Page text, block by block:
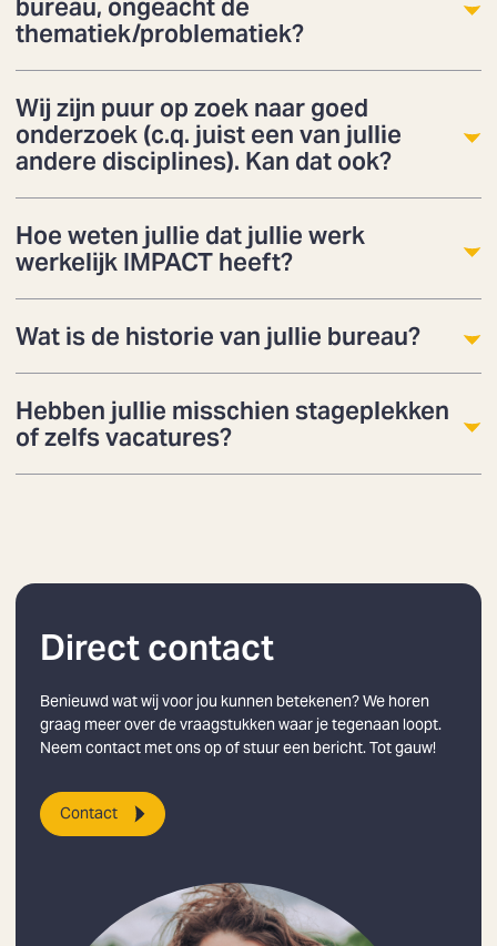
thematiek/problematiek?
Wij zijn puur op zoek naar goed
onderzoek (c.q. juist een van jullie
andere disciplines). Kan dat ook?
Hoe weten jullie dat jullie werk
werkelijk IMPACT heeft?
Wat is de historie van jullie bureau?
Hebben jullie misschien stageplekken
of zelfs vacatures?
Direct contact
Benieuwd wat wij voor jou kunnen betekenen? We horen
graag meer over de vraagstukken waar je tegenaan loopt.
Neem contact met ons op of stuur een bericht. Tot gauw!
Contact